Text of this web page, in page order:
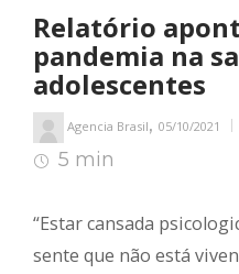
Relatório
pandemia na
adolescentes
Agencia Brasil, 05/10/2021
5 min
“Estar cansada
sente que não está